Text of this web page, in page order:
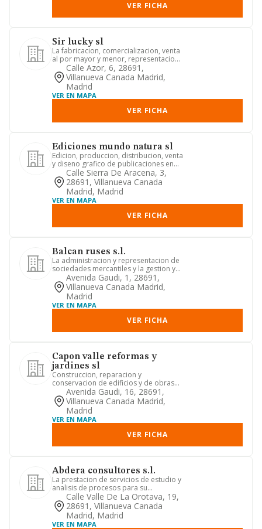
VER FICHA
Sir lucky sl
La fabricacion, comercializacion, venta
al por mayor y menor, representacion,
reparacion, importaci...
Calle Azor, 6, 28691,
Villanueva Canada Madrid,
Madrid
VER EN MAPA
VER FICHA
Ediciones mundo natura sl
Edicion, produccion, distribucion, venta
y diseno grafico de publicaciones en
general.
Calle Sierra De Aracena, 3,
28691, Villanueva Canada
Madrid, Madrid
VER EN MAPA
VER FICHA
Balcan ruses s.l.
La administracion y representacion de
sociedades mercantiles y la gestion y
asesoramiento economico...
Avenida Gaudi, 1, 28691,
Villanueva Canada Madrid,
Madrid
VER EN MAPA
VER FICHA
Capon valle reformas y
jardines sl
Construccion, reparacion y
conservacion de edificios y de obras
publicas, obras nuevas de edificaci...
Avenida Gaudi, 16, 28691,
Villanueva Canada Madrid,
Madrid
VER EN MAPA
VER FICHA
Abdera consultores s.l.
La prestacion de servicios de estudio y
analisis de procesos para su
tratamiento mecanico, de progr...
Calle Valle De La Orotava, 19,
28691, Villanueva Canada
Madrid, Madrid
VER EN MAPA